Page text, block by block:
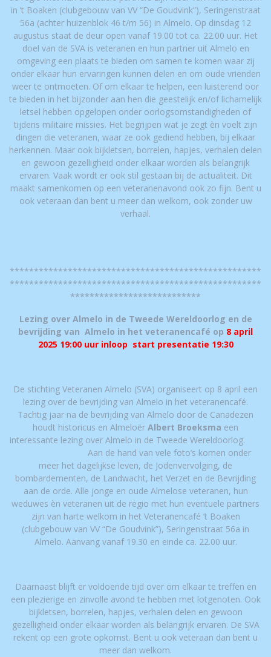
in ’t Boaken (clubgebouw van VV “De Goudvink”), Seringenstraat
56a (achter huizenblok 46 t/m 56) in Almelo. Op dinsdag 12
augustus staat de deur open vanaf 19.00 tot ca. 22.00 uur. Het
doel van de SVA is veteranen en hun partner uit Almelo en
omgeving een plaats te bieden om samen te komen waar zij
onder elkaar hun ervaringen kunnen delen en om oude vrienden
weer te ontmoeten. Of om elkaar te helpen, een luisterend oor
te bieden in het bijzonder aan hen die geestelijk en/of lichamelijk
letsel hebben opgelopen onder oorlogsomstandigheden of
tijdens militaire missies. Het begrijpen wat je zegt èn voelt zijn
dingen die veteranen, waar ze ook gediend hebben, bij elkaar
herkennen. Maar ook bijkletsen, borrelen, hapjes, verhalen delen
en gewoon gezelligheid onder elkaar worden als belangrijk
ervaren. Vaak wordt er ook stil gestaan bij de actualiteit. Dit
maakt samenkomen op een veteranenavond ook zo fijn. Bent u
ook veteraan dan bent u meer dan welkom, ook zonder uw
verhaal.
****************************************************
****************************************************
***************************
Lezing over Almelo in de Tweede Wereldoorlog en de
bevrijding van Almelo in het veteranencafé op 8 april
2025 19:00 uur inloop start presentatie 19:30
De stichting Veteranen Almelo (SVA) organiseert op 8 april een
lezing over de bevrijding van Almelo in het veteranencafé.
Tachtig jaar na de bevrijding van Almelo door de Canadezen
houdt historicus en Almeloër Albert Broeksma een
interessante lezing over Almelo in de Tweede Wereldoorlog.
Aan de hand van vele foto’s komen onder
meer het dagelijkse leven, de Jodenvervolging, de
bombardementen, de Landwacht, het Verzet en de Bevrijding
aan de orde. Alle jonge en oude Almelose veteranen, hun
weduwes èn veteranen uit de regio met hun eventuele partners
zijn van harte welkom in het Veteranencafé ’t Boaken
(clubgebouw van VV “De Goudvink”), Seringenstraat 56a in
Almelo. Aanvang vanaf 19.30 en einde ca. 22.00 uur.
Daarnaast blijft er voldoende tijd over om elkaar te treffen en
een plezierige en zinvolle avond te hebben met lotgenoten. Ook
bijkletsen, borrelen, hapjes, verhalen delen en gewoon
gezelligheid onder elkaar worden als belangrijk ervaren. De SVA
rekent op een grote opkomst. Bent u ook veteraan dan bent u
meer dan welkom.